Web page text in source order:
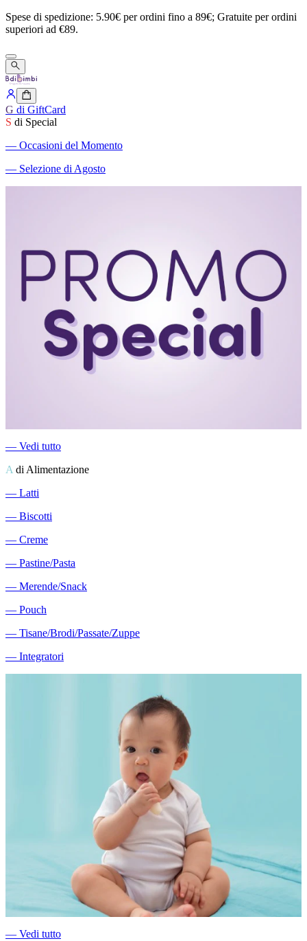
Spese di spedizione: 5.90€ perordini fino a 89€; Gratuite perordini
superiori ad €89.
G di GiftCard
S di Special
― Occasioni del Momento
― Selezione di Agosto
― Vedi tutto
A di Alimentazione
― Latti
― Biscotti
― Creme
― Pastine/Pasta
― Merende/Snack
― Pouch
― Tisane/Brodi/Passate/Zuppe
― Integratori
― Vedi tutto